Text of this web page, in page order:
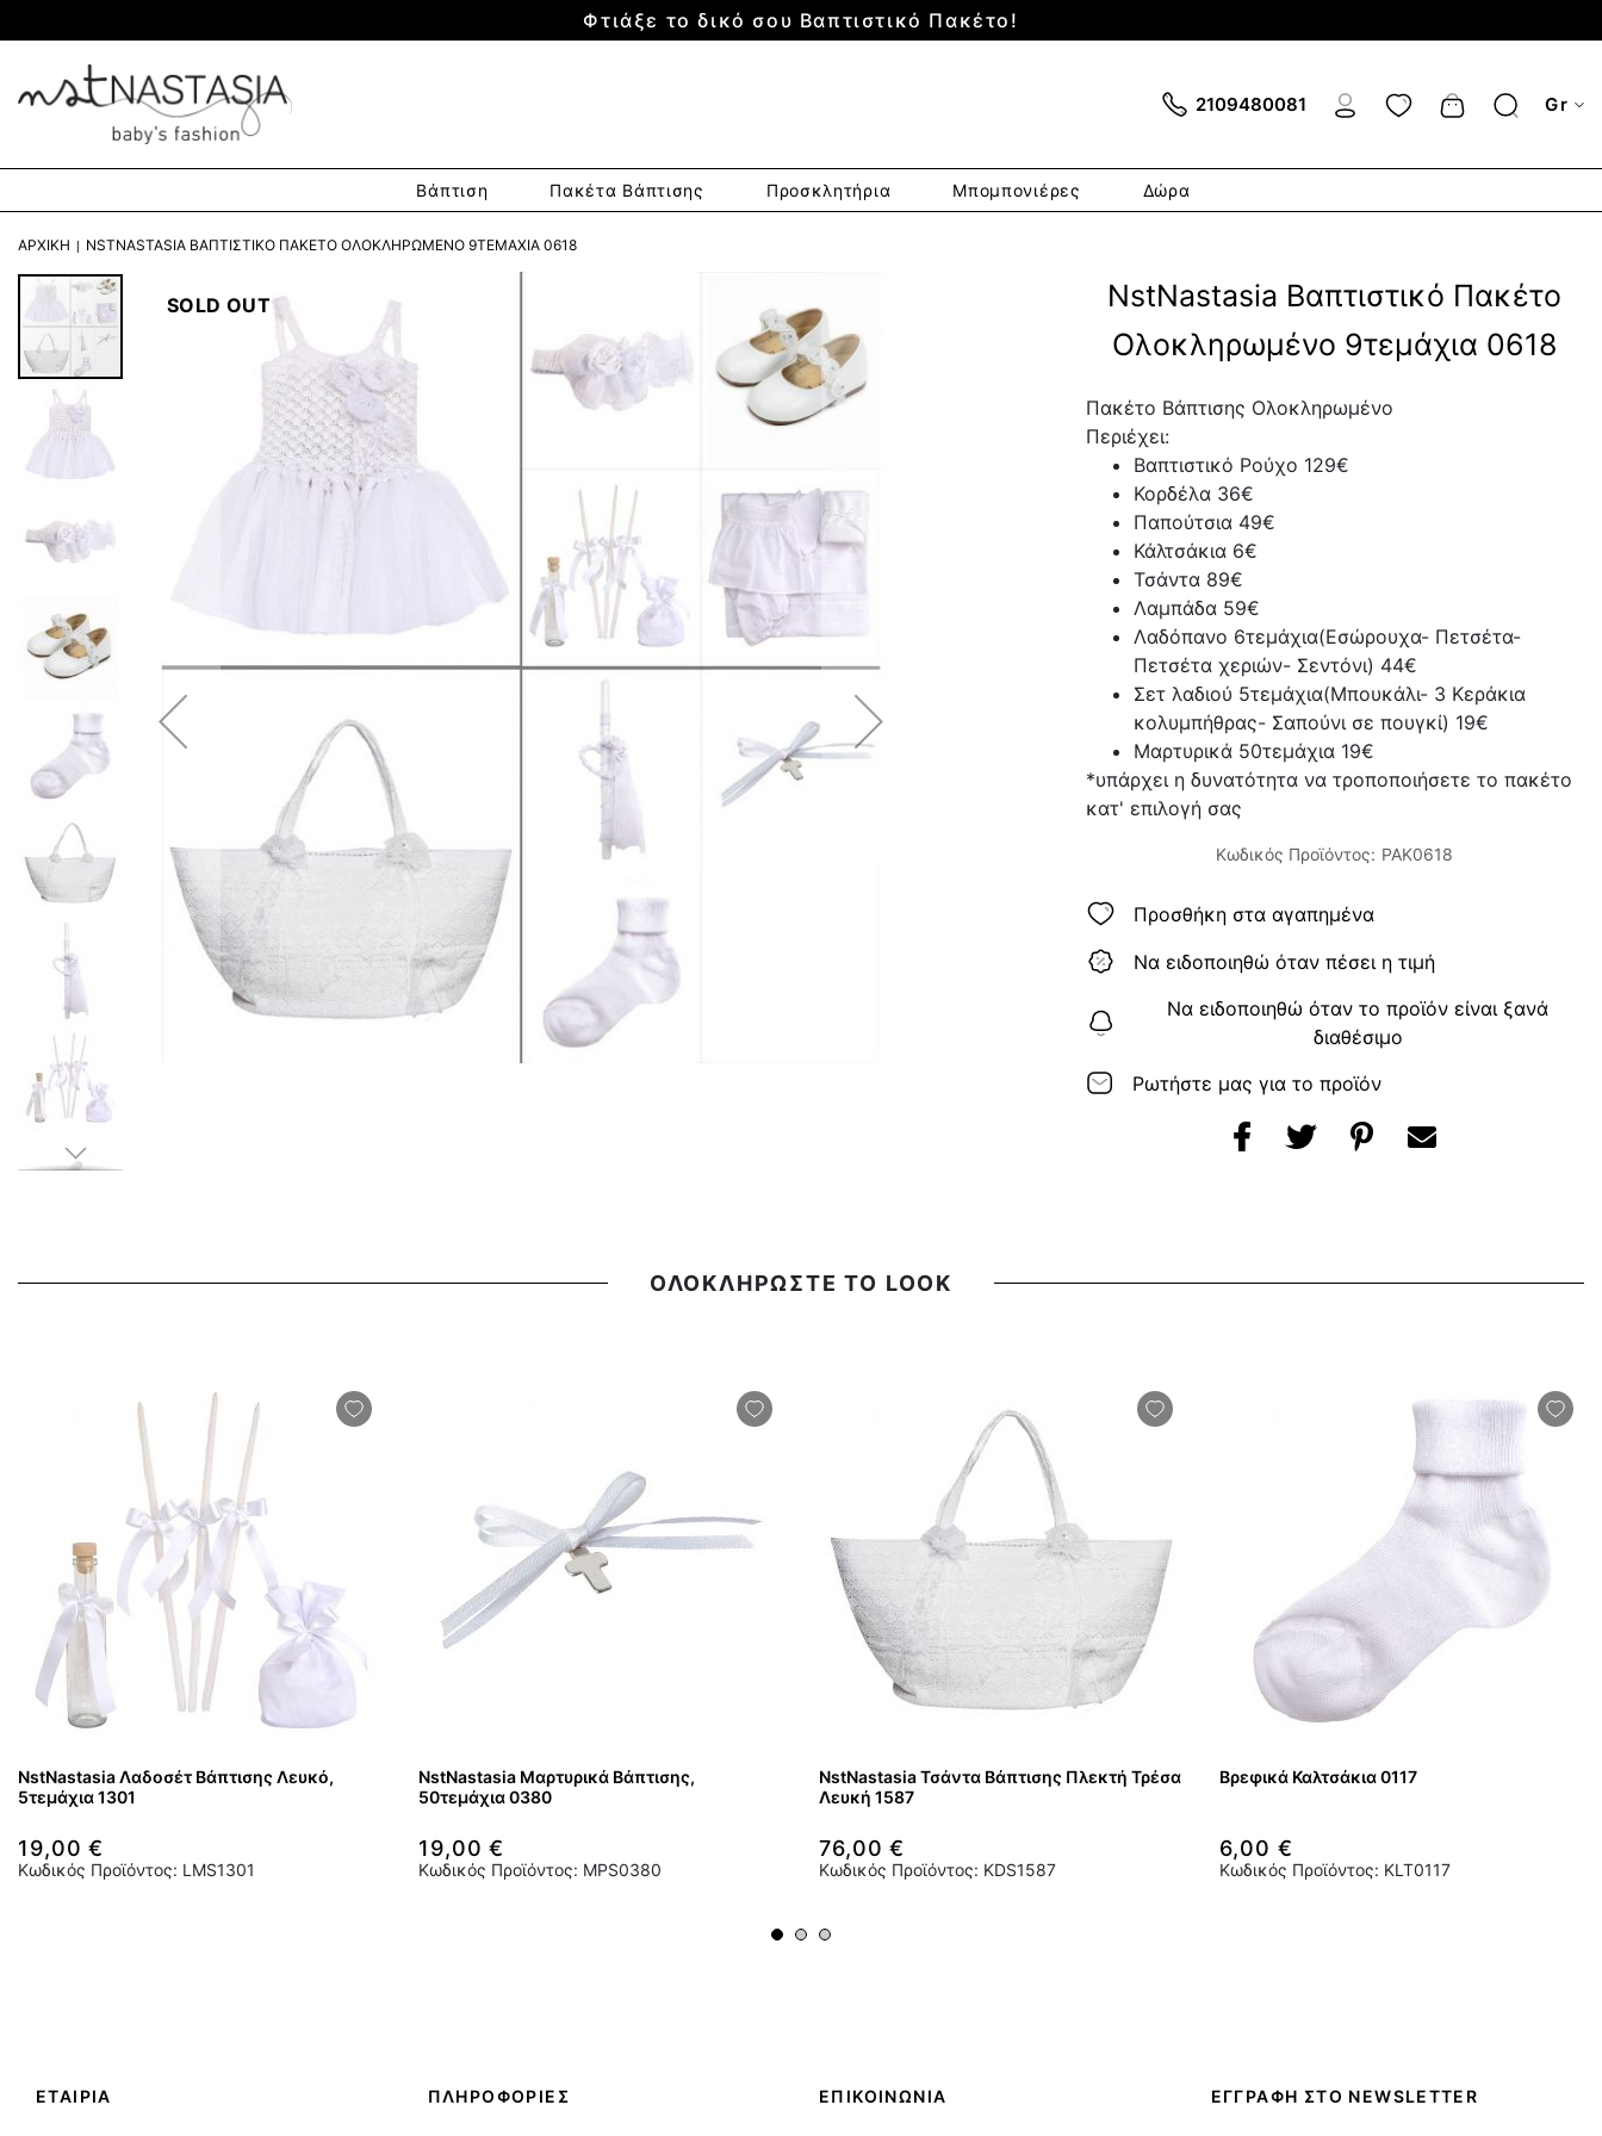
Φτιάξε το δικό σου Βαπτιστικό Πακέτο!
2109480081 Cart Gr
Βάπτιση Πακέτα Βάπτισης Προσκλητήρια Μπομπονιέρες Δώρα
ΑΡΧΙΚΉ NSTNASTASIA ΒΑΠΤΙΣΤΙΚΌ ΠΑΚΈΤΟ ΟΛΟΚΛΗΡΩΜΈΝΟ 9ΤΕΜΆΧΙΑ 0618
SOLD OUT
NstNastasia Βαπτιστικό Πακέτο
Ολοκληρωμένο 9τεμάχια 0618
Πακέτο Βάπτισης Ολοκληρωμένο
Περιέχει:
Βαπτιστικό Ρούχο 129€
Κορδέλα 36€
Παπούτσια 49€
Κάλτσάκια 6€
Τσάντα 89€
Λαμπάδα 59€
Λαδόπανο 6τεμάχια(Εσώρουχα- Πετσέτα-
Πετσέτα χεριών- Σεντόνι) 44€
Σετ λαδιού 5τεμάχια(Μπουκάλι- 3 Κεράκια
κολυμπήθρας- Σαπούνι σε πουγκί) 19€
Μαρτυρικά 50τεμάχια 19€
*υπάρχει η δυνατότητα να τροποποιήσετε το πακέτο
κατ' επιλογή σας
Κωδικός Προϊόντος: PAK0618
Προσθήκη στα αγαπημένα
Να ειδοποιηθώ όταν πέσει η τιμή
Να ειδοποιηθώ όταν το προϊόν είναι ξανά
διαθέσιμο
Ρωτήστε μας για το προϊόν
ΟΛΟΚΛΗΡΩΣΤΕ ΤΟ LOOK
NstNastasia Λαδοσέτ Βάπτισης Λευκό,
5τεμάχια 1301
19,00 €
Κωδικός Προϊόντος: LMS1301
NstNastasia Μαρτυρικά Βάπτισης,
50τεμάχια 0380
19,00 €
Κωδικός Προϊόντος: MPS0380
NstNastasia Τσάντα Βάπτισης Πλεκτή Τρέσα
Λευκή 1587
76,00 €
Κωδικός Προϊόντος: KDS1587
Βρεφικά Καλτσάκια 0117
6,00 €
Κωδικός Προϊόντος: KLT0117
ΕΤΑΙΡΙΑ ΠΛΗΡΟΦΟΡΙΕΣ ΕΠΙΚΟΙΝΩΝΙΑ ΕΓΓΡΑΦΗ ΣΤΟ NEWSLETTER